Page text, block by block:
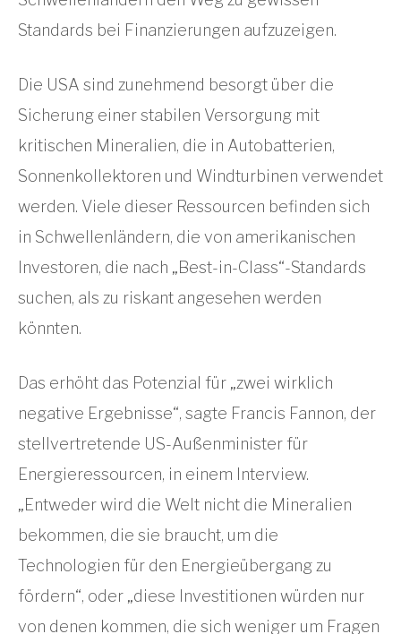
Standards bei Finanzierungen aufzuzeigen.
Die USA sind zunehmend besorgt über die
Sicherung einer stabilen Versorgung mit
kritischen Mineralien, die in Autobatterien,
Sonnenkollektoren und Windturbinen verwendet
werden. Viele dieser Ressourcen befinden sich
in Schwellenländern, die von amerikanischen
Investoren, die nach „Best-in-Class“-Standards
suchen, als zu riskant angesehen werden
könnten.
Das erhöht das Potenzial für „zwei wirklich
negative Ergebnisse“, sagte Francis Fannon, der
stellvertretende US-Außenminister für
Energieressourcen, in einem Interview.
„Entweder wird die Welt nicht die Mineralien
bekommen, die sie braucht, um die
Technologien für den Energieübergang zu
fördern“, oder „diese Investitionen würden nur
von denen kommen, die sich weniger um Fragen